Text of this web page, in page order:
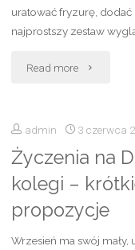
polecanych
uratować fryzurę, dodać
najprostszy zestaw
Read more "Jak
czapkę
z
daszkiem
admin 3 czerwca
Życzenia na
kolegi –
propozycje
Wrzesień ma swój